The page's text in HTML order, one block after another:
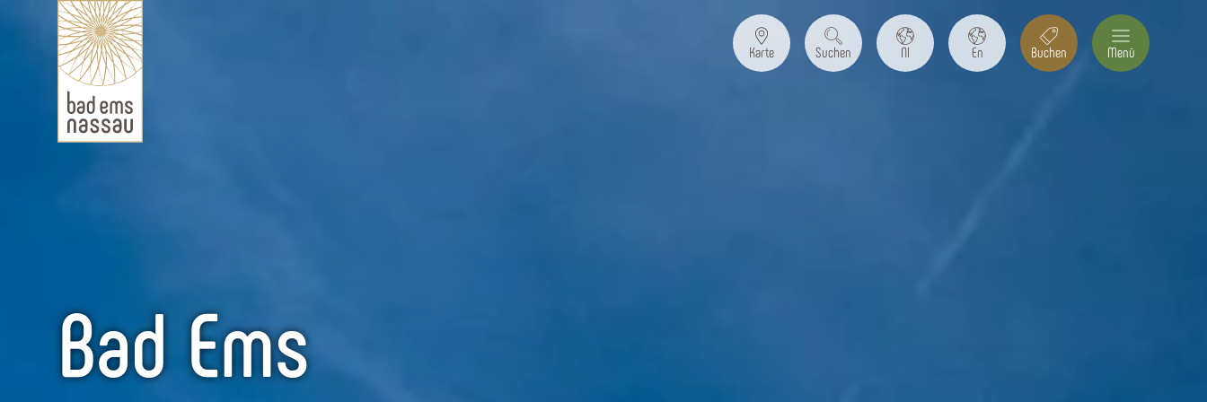
Karte Suchen Nl En Buchen Menü
Bad Ems